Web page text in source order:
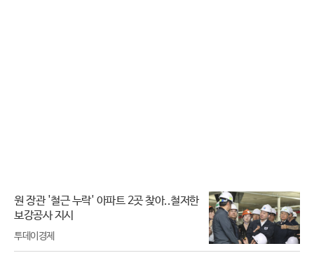
원 장관 '철근 누락' 아파트 2곳 찾아..철저한
보강공사 지시
투데이경제